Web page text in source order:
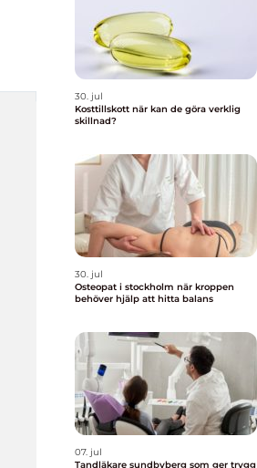
30. jul
Kosttillskott när kan de göra verklig
skillnad?
30. jul
Osteopat i stockholm när kroppen
behöver hjälp att hitta balans
07. jul
Tandläkare sundbyberg som ger trygg